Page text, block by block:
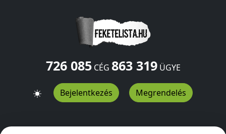
726 085CÉG 863 319ÜGYE
Bejelentkezés Megrendelés